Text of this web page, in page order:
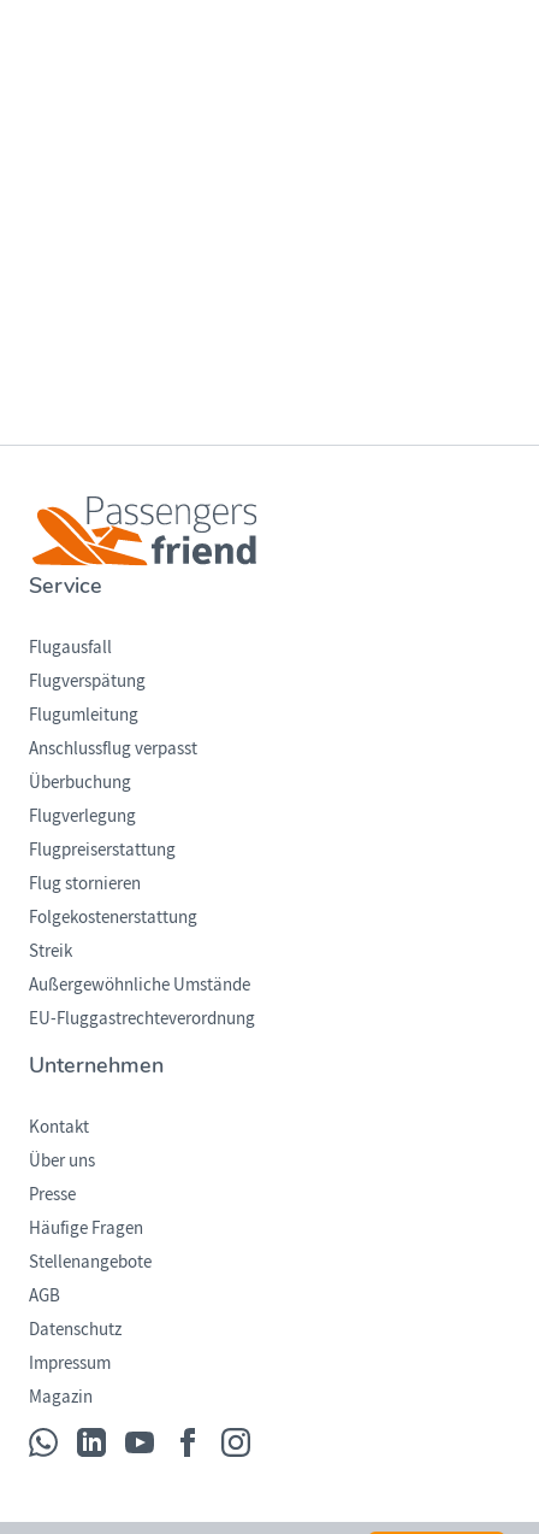
Service
Flugausfall
Flugverspätung
Flugumleitung
Anschlussflug verpasst
Überbuchung
Flugverlegung
Flugpreiserstattung
Flug stornieren
Folgekostenerstattung
Streik
Außergewöhnliche Umstände
EU-Fluggastrechteverordnung
Unternehmen
Kontakt
Über uns
Presse
Häufige Fragen
Stellenangebote
AGB
Datenschutz
Impressum
Magazin